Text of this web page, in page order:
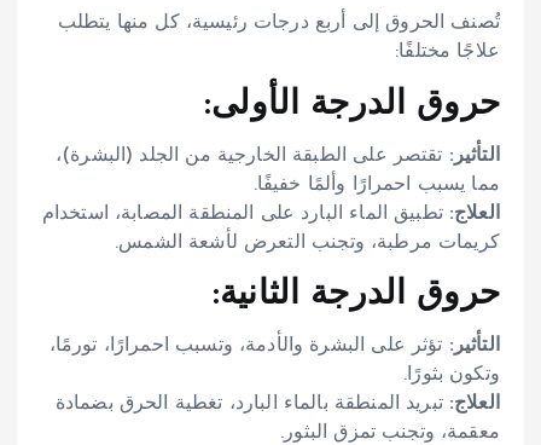
تُصنف الحروق إلى أربع درجات رئيسية، كل منها يتطلب
علاجًا مختلفًا:
حروق الدرجة الأولى:
التأثير: تقتصر على الطبقة الخارجية من الجلد (البشرة)،
مما يسبب احمرارًا وألمًا خفيفًا.
العلاج:تطبيق الماء البارد على المنطقة المصابة، استخدام
كريمات مرطبة، وتجنب التعرض لأشعة الشمس.
حروق الدرجة الثانية:
التأثير: تؤثر على البشرة والأدمة، وتسبب احمرارًا، تورمًا،
وتكون بثورًا.
العلاج:تبريد المنطقة بالماء البارد، تغطية الحرق بضمادة
معقمة، وتجنب تمزق البثور.